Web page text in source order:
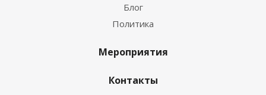
Блог
Политика
Мероприятия
Контакты